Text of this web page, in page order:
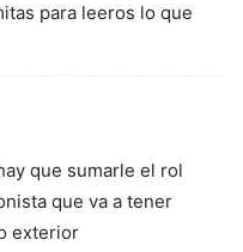
para leeros lo que
que sumarle el rol
que va a tener
exterior